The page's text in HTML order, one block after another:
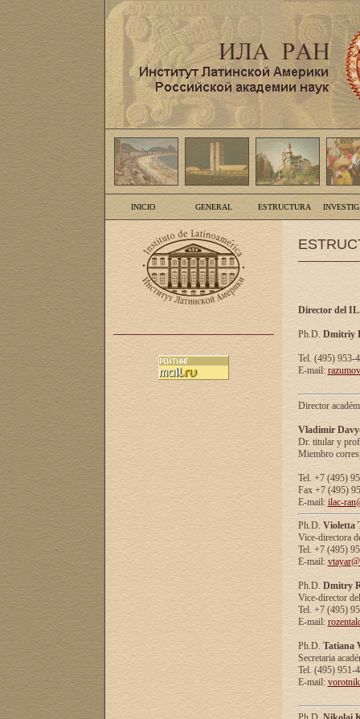
INICIO GENERAL ESTRUCTURA
Director del
Ph.D. Dmitriy
Tel. (495) 953-
E-mail:
Director
Vladimir
Dr. titular y
Miembro
Tel. +7 (495)
Fax +7 (495)
E-mail: ilac-
Ph.D. Violetta
Vice-directora
Tel. +7 (495)
E-mail:
Ph.D. Dmitry
Vice-director
Tel. +7 (495)
E-mail:
Ph.D. Tatiana
Secretaria
Tel. (495) 951-
E-mail: